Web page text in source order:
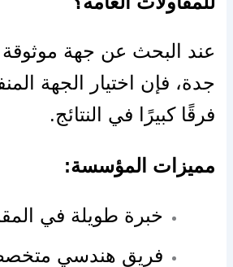
عند البحث عن جهة موثوقة
جدة، فإن اختيار الجهة
فرقًا كبيرًا في النتائج.
مميزات المؤسسة:
خبرة طويلة في
فريق هندسي